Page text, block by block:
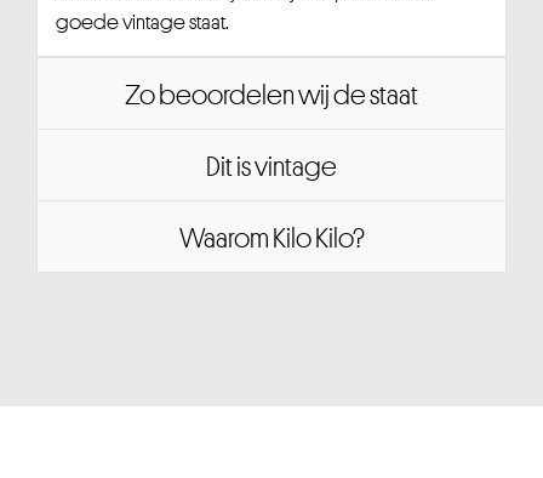
goede vintage staat.
Zo beoordelen wij de staat
Dit is vintage
Waarom Kilo Kilo?